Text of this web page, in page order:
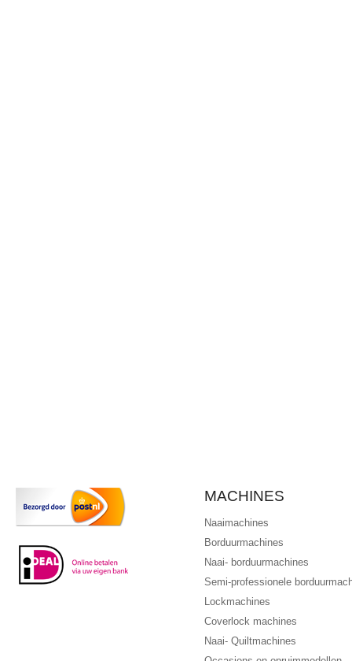
MACHINES
Naaimachines
Borduurmachines
Naai- borduurmachines
Semi-professionele
Lockmachines
Coverlock machines
Naai- Quiltmachines